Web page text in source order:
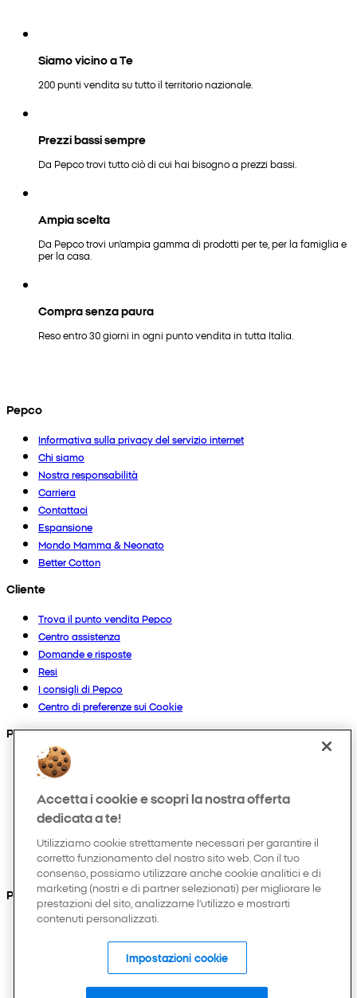
Siamo vicino a Te
200 punti vendita su tutto il territorio nazionale.
Prezzi bassi sempre
Da Pepco trovi tutto ciò di cui hai bisogno a prezzi bassi.
Ampia scelta
Da Pepco trovi un'ampia gamma di prodotti per te, per la famiglia e
per la casa.
Compra senza paura
Reso entro 30 giorni in ogni punto vendita in tutta Italia.
Pepco
Informativa sulla privacy del servizio internet
Chi siamo
Nostra responsabilità
Carriera
Contattaci
Espansione
Mondo Mamma & Neonato
Better Cotton
Cliente
Trova il punto vendita Pepco
Centro assistenza
Domande e risposte
Resi
I consigli di Pepco
Centro di preferenze sui Cookie
Prodotti
Collezioni
Neonato
Bambino
Casa
Uomo
Hobby e tempo libero
Puoi anche trovarci su
Accetta i cookie e scopri la nostra offerta
dedicata a te!
Utilizziamo cookie strettamente necessari per garantire il
corretto funzionamento del nostro sito web. Con il tuo
consenso, possiamo utilizzare anche cookie analitici e di
marketing (nostri e di partner selezionati) per migliorare le
prestazioni del sito, analizzarne l’utilizzo e mostrarti
contenuti personalizzati.
Impostazioni cookie